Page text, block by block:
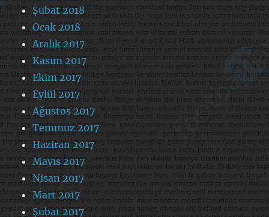
Şubat 2018
Ocak 2018
Aralık 2017
Kasım 2017
Ekim 2017
Eylül 2017
Ağustos 2017
Temmuz 2017
Haziran 2017
Mayıs 2017
Nisan 2017
Mart 2017
Şubat 2017